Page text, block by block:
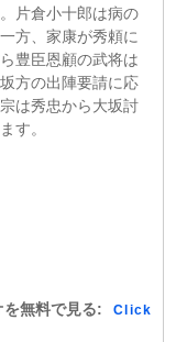
片倉小十郎は病の
方、家康が秀頼に
豊臣恩顧の武将は
方の出陣要請に応
は秀忠から大坂討
す。
無料で見る:
Click